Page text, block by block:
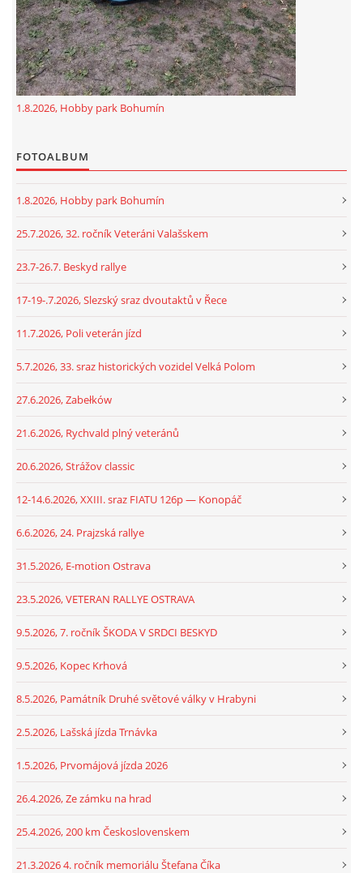
1.8.2026, Hobby park Bohumín
FOTOALBUM
1.8.2026, Hobby park Bohumín
25.7.2026, 32. ročník Veteráni Valašskem
23.7-26.7. Beskyd rallye
17-19-.7.2026, Slezský sraz dvoutaktů v Řece
11.7.2026, Poli veterán jízd
5.7.2026, 33. sraz historických vozidel Velká Polom
27.6.2026, Zabełków
21.6.2026, Rychvald plný veteránů
20.6.2026, Strážov classic
12-14.6.2026, XXIII. sraz FIATU 126p — Konopáč
6.6.2026, 24. Prajzská rallye
31.5.2026, E-motion Ostrava
23.5.2026, VETERAN RALLYE OSTRAVA
9.5.2026, 7. ročník ŠKODA V SRDCI BESKYD
9.5.2026, Kopec Krhová
8.5.2026, Památník Druhé světové války v Hrabyni
2.5.2026, Lašská jízda Trnávka
1.5.2026, Prvomájová jízda 2026
26.4.2026, Ze zámku na hrad
25.4.2026, 200 km Československem
21.3.2026 4. ročník memoriálu Štefana Číka